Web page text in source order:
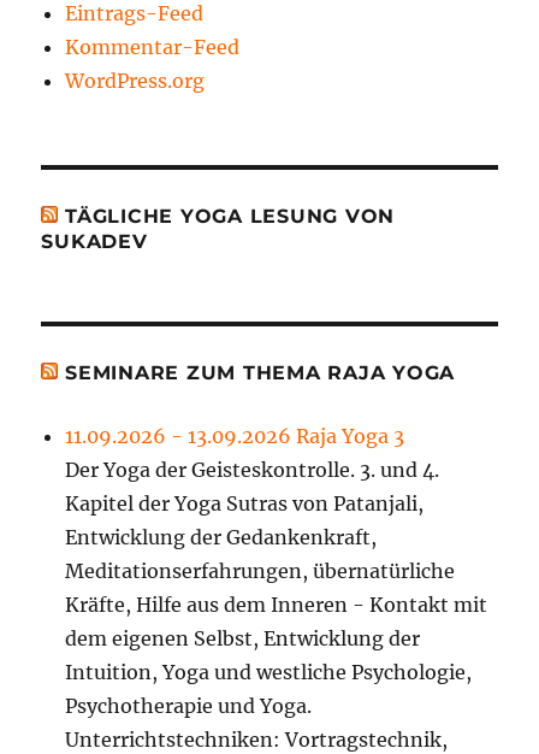
Eintrags-Feed
Kommentar-Feed
WordPress.org
TÄGLICHE YOGA LESUNG VON
SUKADEV
SEMINARE ZUM THEMA RAJA YOGA
11.09.2026 - 13.09.2026 Raja Yoga 3
Der Yoga der Geisteskontrolle. 3. und 4.
Kapitel der Yoga Sutras von Patanjali,
Entwicklung der Gedankenkraft,
Meditationserfahrungen, übernatürliche
Kräfte, Hilfe aus dem Inneren - Kontakt mit
dem eigenen Selbst, Entwicklung der
Intuition, Yoga und westliche Psychologie,
Psychotherapie und Yoga.
Unterrichtstechniken: Vortragstechnik,